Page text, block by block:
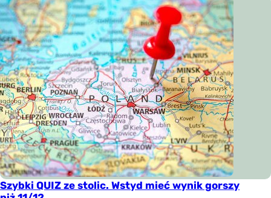
Szybki QUIZ ze stolic. Wstyd mieć wynik gorszy